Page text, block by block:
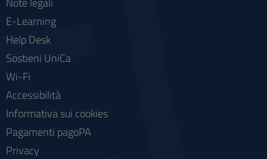
E-Learning
Help Desk
Sostieni UniCa
Wi-Fi
Accessibilità
Informativa sui cookies
Pagamenti pagoPA
Privacy